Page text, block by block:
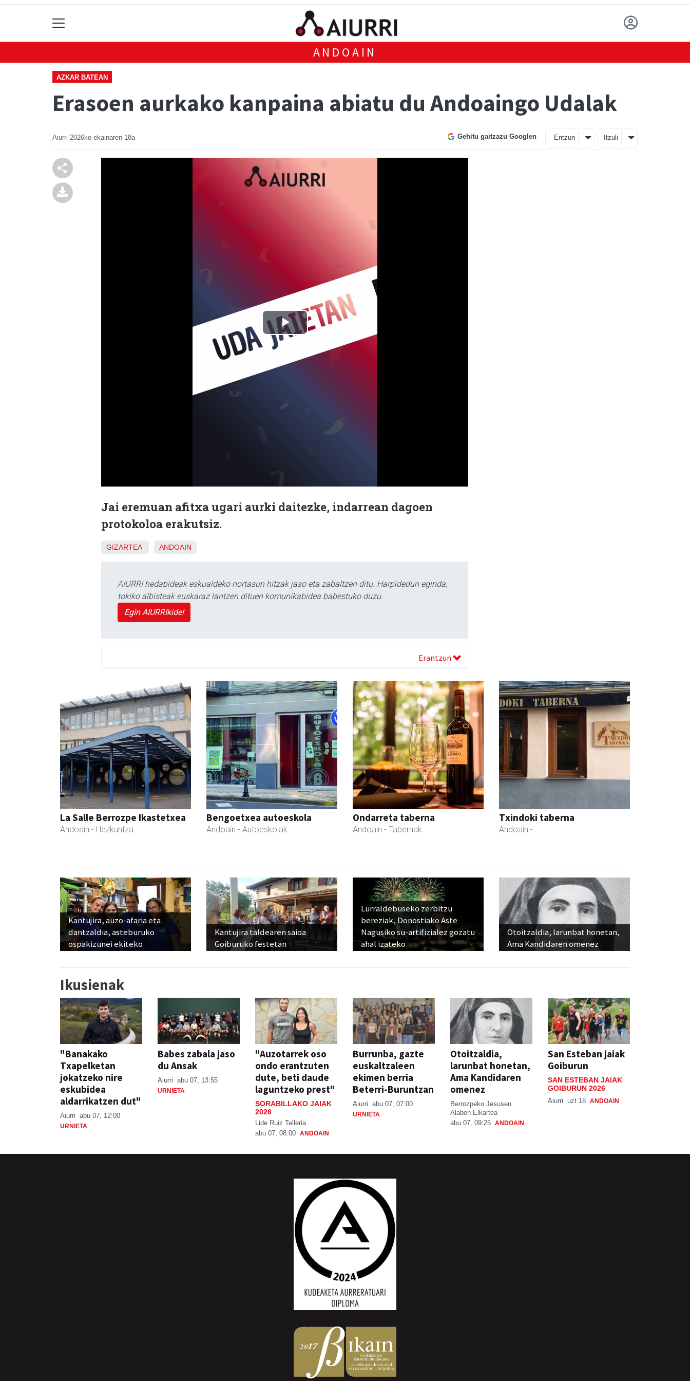
ANDOAIN
AZKAR BATEAN
Erasoen aurkako kanpaina abiatu du Andoaingo Udalak
Aiurri 2026ko ekainaren 18a Gehitu gaitzazu Googlen Entzun Itzuli
Jai eremuan afitxa ugari aurki daitezke, indarrean dagoen
protokoloa erakutsiz.
GIZARTEA ANDOAIN
AIURRI hedabideak eskualdeko nortasun hitzak jaso eta zabaltzen ditu. Harpidedun eginda,
tokiko albisteak euskaraz lantzen dituen komunikabidea babestuko duzu.
Egin AIURRIkide!
Erantzun
La Salle Berrozpe Ikastetxea
Andoain - Hezkuntza
Bengoetxea autoeskola
Andoain - Autoeskolak
Ondarreta taberna
Andoain - Tabernak
Txindoki taberna
Andoain -
Kantujira, auzo-afaria eta
dantzaldia, asteburuko
ospakizunei ekiteko
Kantujira taldearen saioa
Goiburuko festetan
Lurraldebuseko zerbitzu
bereziak, Donostiako Aste
Nagusiko su-artifizialez gozatu
ahal izateko
Otoitzaldia, larunbat honetan,
Ama Kandidaren omenez
Ikusienak
"Banakako
Txapelketan
jokatzeko nire
eskubidea
aldarrikatzen dut"
Aiurri abu 07, 12:00
URNIETA
Babes zabala jaso
du Ansak
Aiurri abu 07, 13:55
URNIETA
"Auzotarrek oso
ondo erantzuten
dute, beti daude
laguntzeko prest"
SORABILLAKO JAIAK
2026
Lide Ruiz Telleria
abu 07, 08:00 ANDOAIN
Burrunba, gazte
euskaltzaleen
ekimen berria
Beterri-Buruntzan
Aiurri abu 07, 07:00
URNIETA
Otoitzaldia,
larunbat honetan,
Ama Kandidaren
omenez
Berrozpeko Jesusen
Alaben Elkartea
abu 07, 09:25 ANDOAIN
San Esteban jaiak
Goiburun
SAN ESTEBAN JAIAK
GOIBURUN 2026
Aiurri uzt 18 ANDOAIN